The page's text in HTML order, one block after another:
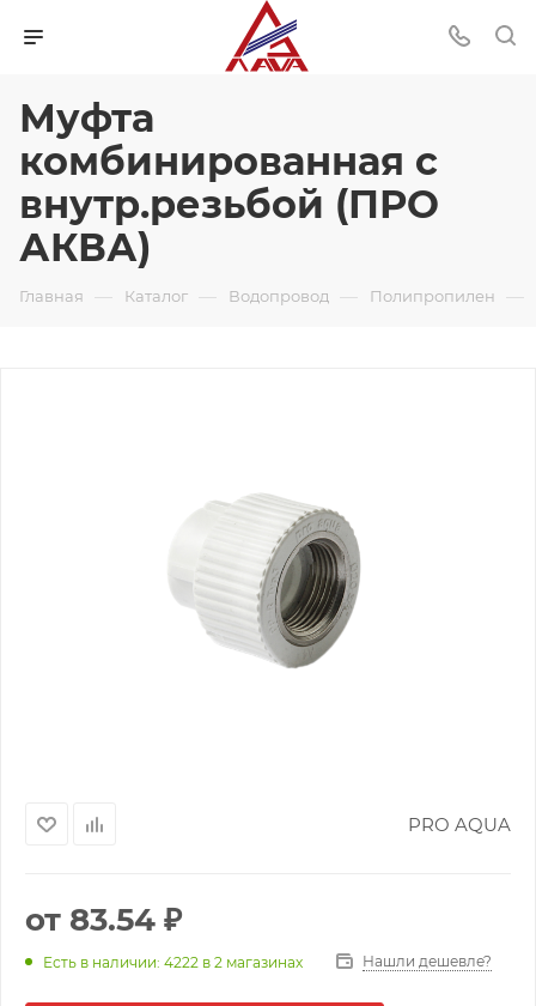
Муфта
комбинированная с
внутр.резьбой (ПРО
АКВА)
Главная — Каталог — Водопровод — Полипропилен —
PRO AQUA
от 83.54 ₽
Есть в наличии: 4222 в 2 магазинах Нашли дешевле?